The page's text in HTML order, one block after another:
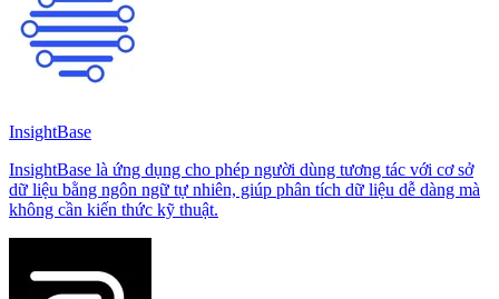
InsightBase
InsightBase là ứng dụng cho phép người dùng tương tác với cơ sở
dữ liệu bằng ngôn ngữ tự nhiên, giúp phân tích dữ liệu dễ dàng mà
không cần kiến thức kỹ thuật.